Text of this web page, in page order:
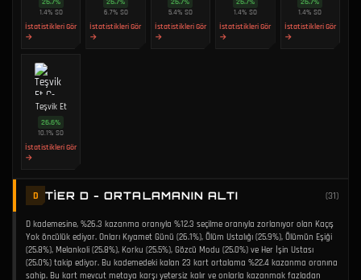
1.4% SO
İstatistikleri Gör
→
6.7% SO
İstatistikleri Gör
→
5.4% SO
İstatistikleri Gör
→
1.4% SO
İstatistikleri Gör
→
1.4%SO
İstatistikleri Gör
→
Teşvik Et
26.6%
10.1%SO
İstatistikleri Gör
→
D TIER D - ORTALAMANIN ALTI (31)
D kademesine, %26.3 kazanma oranıyla %12.3 seçilme oranıyla zorlanıyor olan Kaçış
Yok öncülük ediyor. Onları Kıyamet Günü (26.1%), Ölüm Ustalığı (25.9%), Ölümün Eşiği
(25.8%), Melankoli (25.8%), Korku (25.5%), Gözcü Modu (25.0%) ve Her İşin Ustası
(25.0%) takip ediyor. Bu kademedeki kalan 23 kart ortalama %22.4 kazanma oranına
sahip. Bu kart mevcut metaya karşı yetersiz kalır ve onlarla kazanmak fazladan